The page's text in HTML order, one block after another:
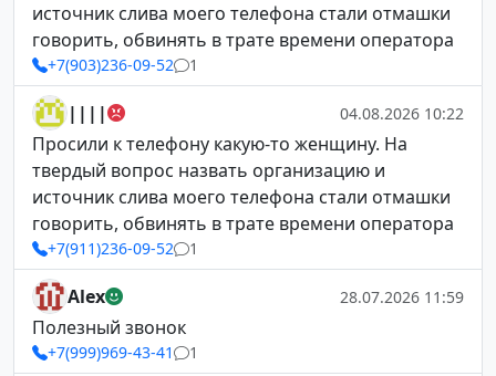
источник слива моего телефона стали отмашки
говорить, обвинять в трате времени оператора
+7(903)236-09-52 1
|||| 04.08.2026 10:22
Просили к телефону какую-то женщину. На
твердый вопрос назвать организацию и
источник слива моего телефона стали отмашки
говорить, обвинять в трате времени оператора
+7(911)236-09-52 1
Alex 28.07.2026 11:59
Полезный звонок
+7(999)969-43-41 1